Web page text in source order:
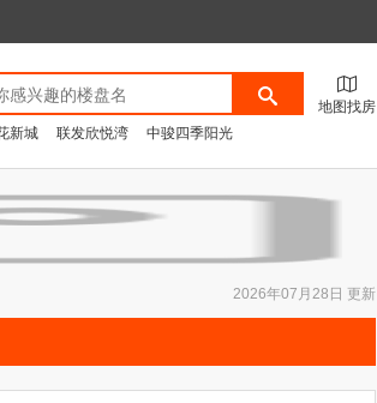
地图找房
新城 联发欣悦湾 中骏四季阳光
2026年07月28日 更新